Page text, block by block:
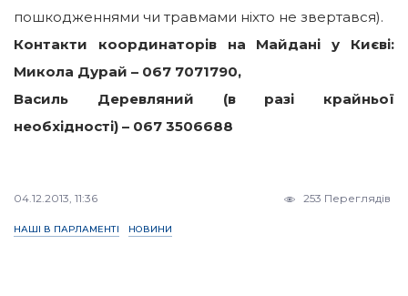
пошкодженнями чи травмами ніхто не звертався).
Контакти координаторів на Майдані у Києві:
Микола Дурай – 067 7071790,
Василь Деревляний (в разі крайньої
необхідності) – 067 3506688
04.12.2013, 11:36 253 Переглядів
НАШІ В ПАРЛАМЕНТІ НОВИНИ